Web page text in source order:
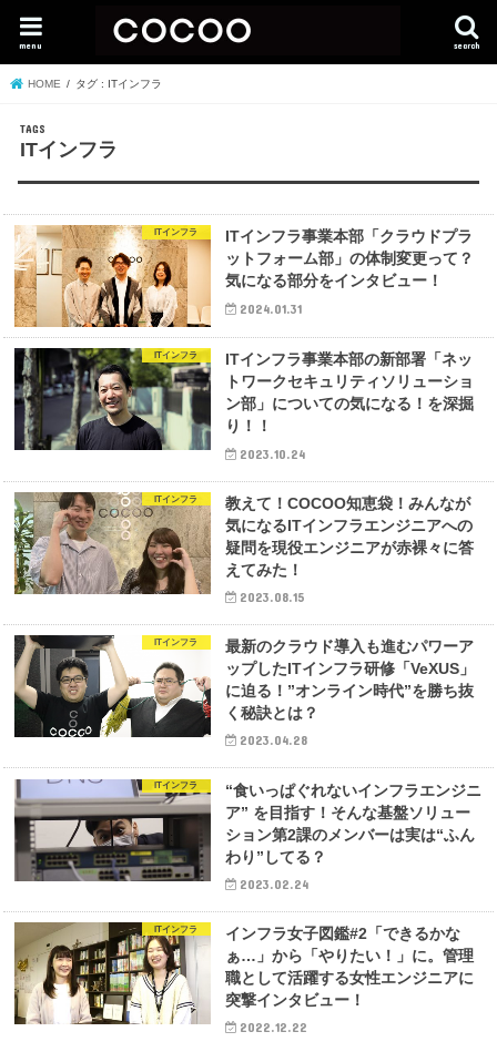
search
menu
HOME タグ : ITインフラ
ITインフラ
ITインフラ
ITインフラ事業本部「クラウドプラ
ットフォーム部」の体制変更って？
気になる部分をインタビュー！
2024.01.31
ITインフラ
ITインフラ事業本部の新部署「ネッ
トワークセキュリティソリューショ
ン部」についての気になる！を深掘
り！！
2023.10.24
ITインフラ
教えて！COCOO知恵袋！みんなが
気になるITインフラエンジニアへの
疑問を現役エンジニアが赤裸々に答
えてみた！
2023.08.15
ITインフラ
最新のクラウド導入も進むパワーア
ップしたITインフラ研修「VeXUS」
に迫る！”オンライン時代”を勝ち抜
く秘訣とは？
2023.04.28
ITインフラ
“食いっぱぐれないインフラエンジニ
ア” を目指す！そんな基盤ソリュー
ション第2課のメンバーは実は“ふん
わり”してる？
2023.02.24
ITインフラ
インフラ女子図鑑#2「できるかな
ぁ…」から「やりたい！」に。管理
職として活躍する女性エンジニアに
突撃インタビュー！
2022.12.22